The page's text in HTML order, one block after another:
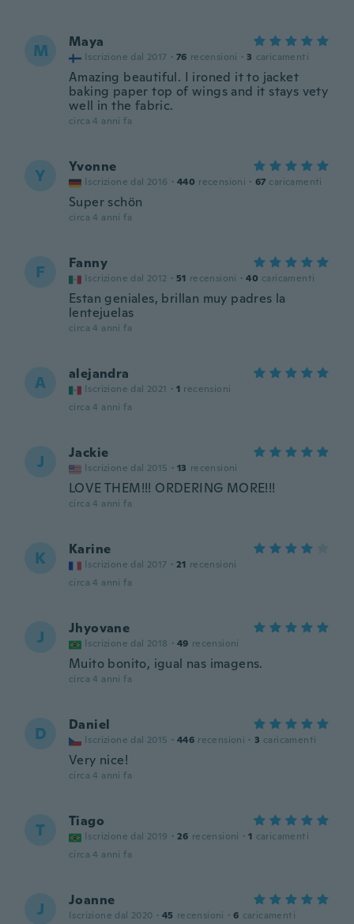
M Maya
Iscrizione dal 2017 · 76 recensioni · 3 caricamenti
Amazing beautiful. I ironed it to jacket
baking paper top of wings and it stays vety
well in the fabric.
circa 4 anni fa
Y Yvonne
Iscrizione dal 2016 · 440 recensioni · 67 caricamenti
Super schön
circa 4 anni fa
F Fanny
Iscrizione dal 2012 · 51 recensioni · 40 caricamenti
Estan geniales, brillan muy padres la
lentejuelas
circa 4 anni fa
A alejandra
Iscrizione dal 2021 · 1 recensioni
circa 4 anni fa
J Jackie
Iscrizione dal 2015 · 13 recensioni
LOVE THEM!!! ORDERING MORE!!!
circa 4 anni fa
K Karine
Iscrizione dal 2017 · 21 recensioni
circa 4 anni fa
J Jhyovane
Iscrizione dal 2018 · 49 recensioni
Muito bonito, igual nas imagens.
circa 4 anni fa
D Daniel
Iscrizione dal 2015 · 446 recensioni · 3 caricamenti
Very nice!
circa 4 anni fa
T Tiago
Iscrizione dal 2019 · 26 recensioni · 1 caricamenti
circa 4 anni fa
J Joanne
Iscrizione dal 2020 · 45 recensioni · 6 caricamenti